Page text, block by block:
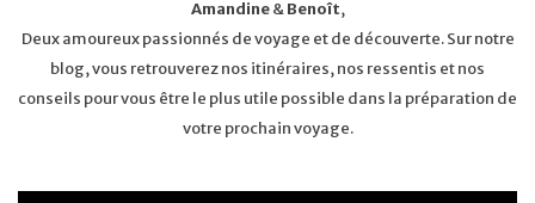
Amandine&Benoît,
Deux amoureux passionnés de voyage et de découverte. Sur notre
blog, vous retrouverez nos itinéraires, nos ressentis et nos
conseils pour vous être le plus utile possible dans la préparation de
votre prochain voyage.